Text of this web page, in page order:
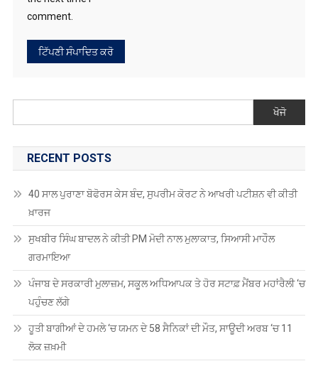
comment.
ਖੋਜੋ
RECENT POSTS
40 ਸਾਲ ਪੁਰਾਣਾ ਬੋਫੋਰਸ ਕੇਸ ਬੰਦ, ਸੁਪਰੀਮ ਕੋਰਟ ਨੇ ਆਖਰੀ ਪਟੀਸ਼ਨ ਵੀ ਕੀਤੀ
ਖ਼ਾਰਜ
ਸੁਖਬੀਰ ਸਿੰਘ ਬਾਦਲ ਨੇ ਕੀਤੀ PM ਮੋਦੀ ਨਾਲ ਮੁਲਾਕਾਤ, ਸਿਆਸੀ ਮਾਹੌਲ
ਗਰਮਾਇਆ
ਪੰਜਾਬ ਦੇ ਸਰਕਾਰੀ ਮੁਲਾਜ਼ਮ, ਸਕੂਲ ਅਧਿਆਪਕ ਤੇ ਹੋਰ ਸਟਾਫ਼ ਮੈਂਬਰ ਮਹਾਂਰੈਲੀ ‘ਚ
ਪਹੁੰਚਣ ਲੱਗੇ
ਹੂਤੀ ਬਾਗੀਆਂ ਦੇ ਹਮਲੇ ‘ਚ ਯਮਨ ਦੇ 58 ਸੈਨਿਕਾਂ ਦੀ ਮੌਤ, ਸਾਊਦੀ ਅਰਬ ‘ਚ 11
ਲੋਕ ਜ਼ਖ਼ਮੀ